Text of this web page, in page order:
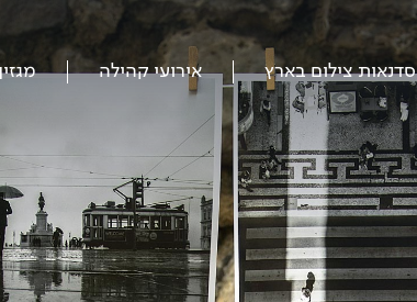
סדנאות צילום בארץ אירועי קהילה